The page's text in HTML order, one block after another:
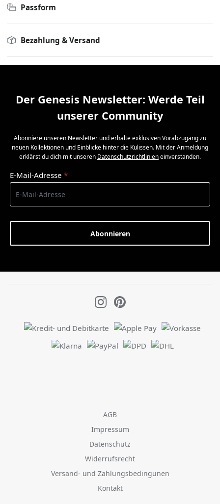
Passform
Bezahlung & Versand
Der Genesis Newsletter: Werde Teil
unserer Community
Abonniere unseren Newsletter und erhalte exklusiven Vorabzugang zu
neuen Kollektionen und Einblicke hinter die Kulissen. Mit der Anmeldung
erklärst du dich mit unseren Datenschutzrichtlinieneinverstanden.
E-Mail-Adresse *
Abonnieren
AGB
Impressum
Datenschutz
Widerrufsrecht
Versand- und Zahlungsbedingunen
Kontakt